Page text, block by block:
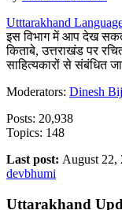
Utttarakhand
इस विभाग में आप देख सकते
किताबे, उत्तराखंड पर
साहित्यकारों से संबंधित
Moderators: Dinesh
Posts: 20,938
Topics: 148
Last post: August 22,
devbhumi
Uttarakhand